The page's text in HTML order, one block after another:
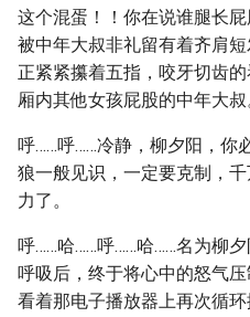
这个混蛋！！你在说谁腿长
被中年大叔非礼留有着齐肩
正紧紧攥着五指，咬牙切齿
厢内其他女孩屁股的中年大叔
呼……呼……冷静，柳夕阳，你
狼一般见识，一定要克制，
力了。
呼……哈……呼……哈……名为柳夕
呼吸后，终于将心中的怒气
看着那电子播放器上再次循